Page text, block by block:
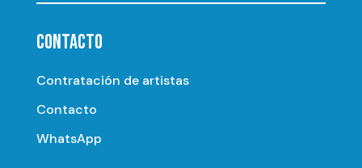
CONTACTO
Contratación de artistas
Contacto
WhatsApp